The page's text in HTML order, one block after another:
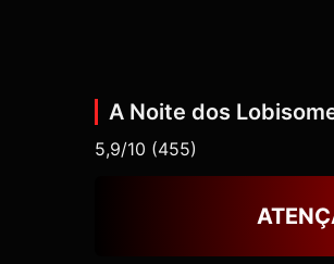
A Noite dos
5,9/10 (455)